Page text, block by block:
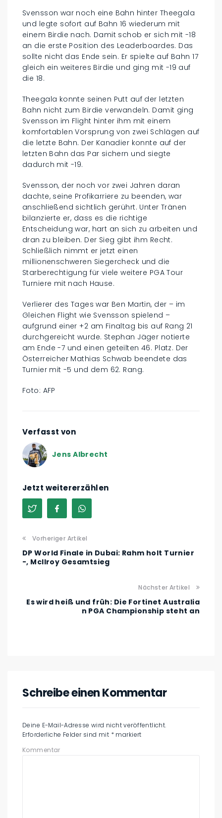
Svensson war noch eine Bahn hinter Theegala
und legte sofort auf Bahn 16 wiederum mit
einem Birdie nach. Damit schob er sich mit -18
an die erste Position des Leaderboardes. Das
sollte nicht das Ende sein. Er spielte auf Bahn 17
gleich ein weiteres Birdie und ging mit -19 auf
die 18.
Theegala konnte seinen Putt auf der letzten
Bahn nicht zum Birdie verwandeln. Damit ging
Svensson im Flight hinter ihm mit einem
komfortablen Vorsprung von zwei Schlägen auf
die letzte Bahn. Der Kanadier konnte auf der
letzten Bahn das Par sichern und siegte
dadurch mit -19.
Svensson, der noch vor zwei Jahren daran
dachte, seine Profikarriere zu beenden, war
anschließend sichtlich gerührt. Unter Tränen
bilanzierte er, dass es die richtige
Entscheidung war, hart an sich zu arbeiten und
dran zu bleiben. Der Sieg gibt ihm Recht.
Schließlich nimmt er jetzt einen
millionenschweren Siegercheck und die
Starberechtigung für viele weitere PGA Tour
Turniere mit nach Hause.
Verlierer des Tages war Ben Martin, der – im
Gleichen Flight wie Svensson spielend –
aufgrund einer +2 am Finaltag bis auf Rang 21
durchgereicht wurde. Stephan Jäger notierte
am Ende -7 und einen geteilten 46. Platz. Der
Österreicher Mathias Schwab beendete das
Turnier mit -5 und dem 62. Rang.
Foto: AFP
Verfasst von
Jens Albrecht
Jetzt weitererzählen
Vorheriger Artikel
DP World Finale in Dubai: Rahm holt Turnier
-, McIlroy Gesamtsieg
Nächster Artikel
Es wird heiß und früh: Die Fortinet Australia
n PGA Championship steht an
Schreibe einen Kommentar
Deine E-Mail-Adresse wird nicht veröffentlicht.
Erforderliche Felder sind mit * markiert
Kommentar